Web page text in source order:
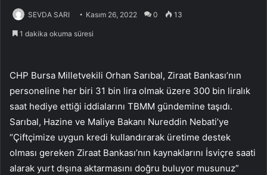
SEVDA SARI Kasım 26, 2022 0 13
1 dakika okuma süresi
CHP Bursa Milletvekili Orhan Sarıbal, Ziraat Bankası’nın
personeline her biri 31 bin lira olmak üzere 300 bin liralık
saat hediye ettiği iddialarını TBMM gündemine taşıdı.
Sarıbal, Hazine ve Maliye Bakanı Nureddin Nebati’ye
“Çiftçimize uygun kredi kullandırarak üretime destek
olması gereken Ziraat Bankası’nın kaynaklarını İsviçre saati
alarak yurt dışına aktarmasını doğru buluyor musunuz”